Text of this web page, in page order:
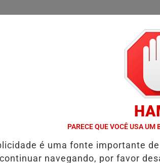
CONTATO /
MATSUNAGA ANTES DO CRIME
PARECE QUE VOCÊ USA UM
é uma fonte importante
continuar navegando, por favor